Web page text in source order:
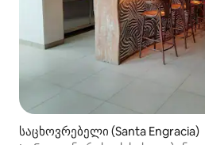
საცხოვრებელი (Santa Engracia)